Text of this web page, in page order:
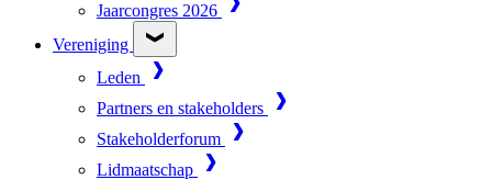
Jaarcongres 2026
Vereniging
Leden
Partners en stakeholders
Stakeholderforum
Lidmaatschap